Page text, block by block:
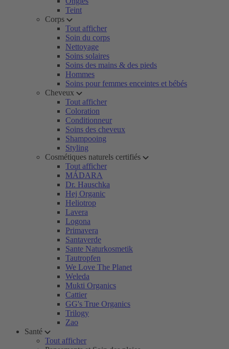
Teint
Corps
Tout afficher
Soin du corps
Nettoyage
Soins solaires
Soins des mains & des pieds
Hommes
Soins pour femmes enceintes et bébés
Cheveux
Tout afficher
Coloration
Conditionneur
Soins des cheveux
Shampooing
Styling
Cosmétiques naturels certifiés
Tout afficher
MÁDARA
Dr. Hauschka
Hej Organic
Heliotrop
Lavera
Logona
Primavera
Santaverde
Sante Naturkosmetik
Tautropfen
We Love The Planet
Weleda
Mukti Organics
Cattier
GG's True Organics
Trilogy
Zao
Santé
Tout afficher